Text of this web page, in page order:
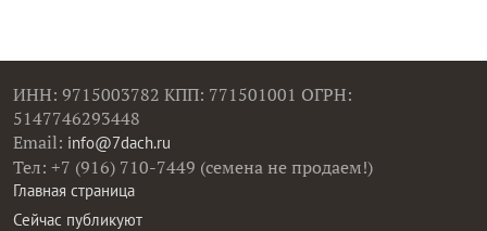
ИНН: 9715003782 КПП: 771501001 ОГРН:
5147746293448
Email: info@7dach.ru
Тел: +7 (916) 710-7449 (семена не продаем!)
Главная страница
Сейчас публикуют